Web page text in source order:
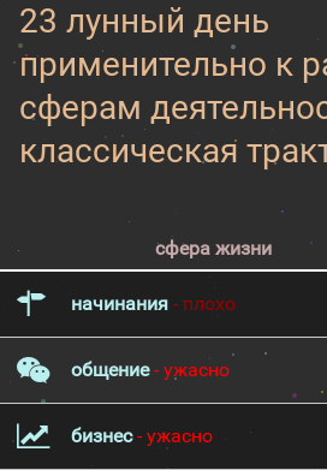
23 лунный день
применительно к
сферам
классическая
сфера жизни
начинания - плохо
общение- ужасно
бизнес- ужасно